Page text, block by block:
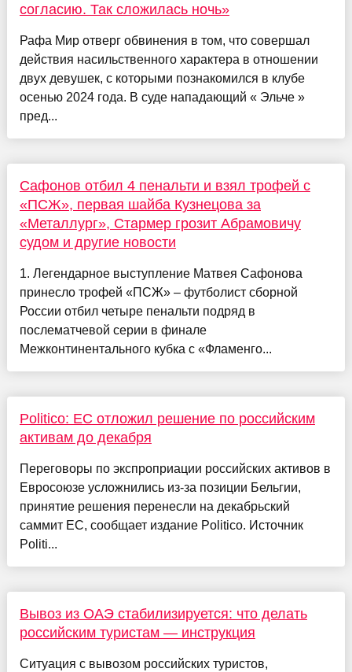
согласию. Так сложилась ночь»
Рафа Мир отверг обвинения в том, что совершал
действия насильственного характера в отношении
двух девушек, с которыми познакомился в клубе
осенью 2024 года. В суде нападающий « Эльче »
пред...
Сафонов отбил 4 пенальти и взял трофей с
«ПСЖ», первая шайба Кузнецова за
«Металлург», Стармер грозит Абрамовичу
судом и другие новости
1. Легендарное выступление Матвея Сафонова
принесло трофей «ПСЖ» – футболист сборной
России отбил четыре пенальти подряд в
послематчевой серии в финале
Межконтинентального кубка с «Фламенго...
Politico: ЕС отложил решение по российским
активам до декабря
Переговоры по экспроприации российских активов в
Евросоюзе усложнились из-за позиции Бельгии,
принятие решения перенесли на декабрьский
саммит ЕС, сообщает издание Politico. Источник
Politi...
Вывоз из ОАЭ стабилизируется: что делать
российским туристам — инструкция
Ситуация с вывозом российских туристов,